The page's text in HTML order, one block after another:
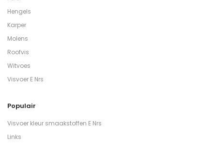
Hengels
Karper
Molens
Roofvis
Witvoes
Visvoer E Nrs
Populair
Visvoer kleur smaakstoffen E Nrs
Links